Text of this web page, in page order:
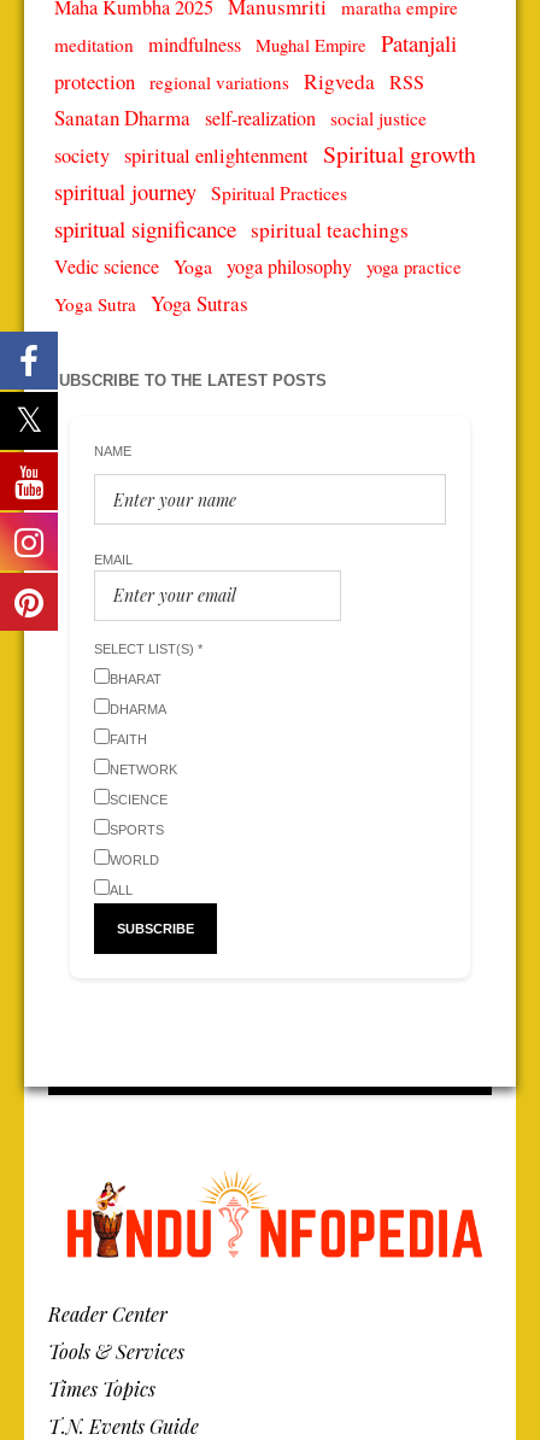
Maha Kumbha 2025 Manusmriti
maratha empire
meditation mindfulness Mughal Empire Patanjali
protection regional variations Rigveda RSS
Sanatan Dharma self-realization social justice
society spiritual enlightenment Spiritual growth
spiritual journey Spiritual Practices
spiritual significance spiritual teachings
Vedic science Yoga yoga philosophy yoga practice
Yoga Sutra Yoga Sutras
SUBSCRIBE TO THE LATEST POSTS
NAME
EMAIL
SELECT LIST(S) *
BHARAT
DHARMA
FAITH
NETWORK
SCIENCE
SPORTS
WORLD
ALL
Reader Center
Tools & Services
Times Topics
T.N. Events Guide